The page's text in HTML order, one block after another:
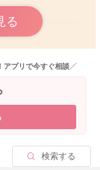
る
アプリで今すぐ相談／
検索する